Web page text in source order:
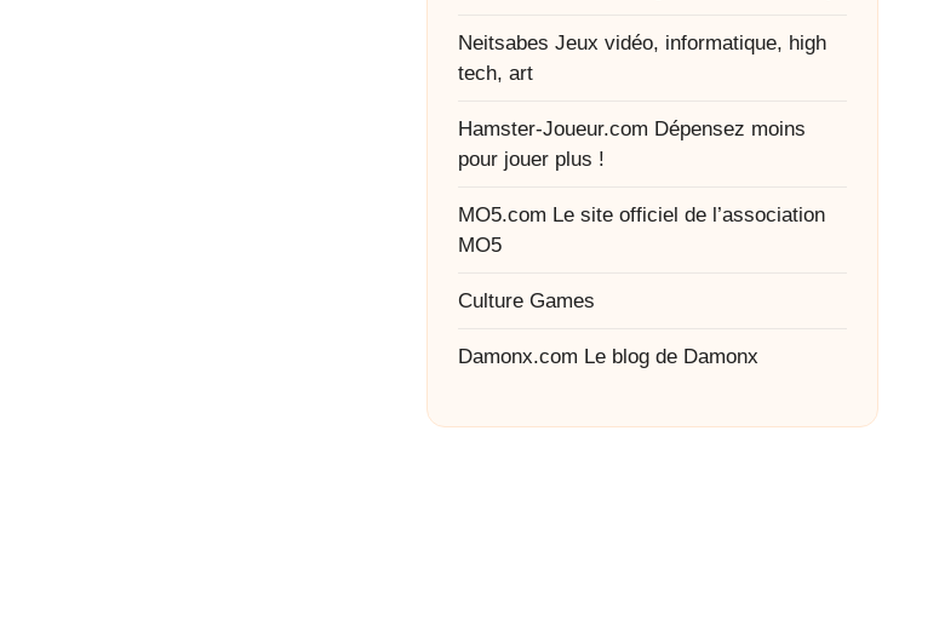
Neitsabes Jeux vidéo, informatique, high
tech, art
Hamster-Joueur.com Dépensez moins
pour jouer plus !
MO5.com Le site officiel de l’association
MO5
Culture Games
Damonx.com Le blog de Damonx